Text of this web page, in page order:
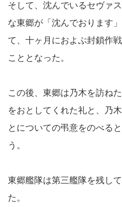
そして、沈んでいるセヴァ
な東郷が「沈んでおります
て、十ヶ月におよぶ封鎖作
こととなった。
この後、東郷は乃木を訪ね
をおとしてくれた礼と、乃
とについての弔意をのべる
う。
東郷艦隊は第三艦隊を残し
た。